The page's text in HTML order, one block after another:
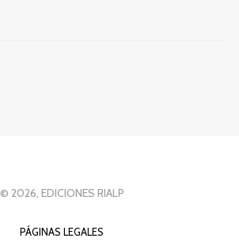
© 2026, EDICIONES RIALP
PÁGINAS LEGALES